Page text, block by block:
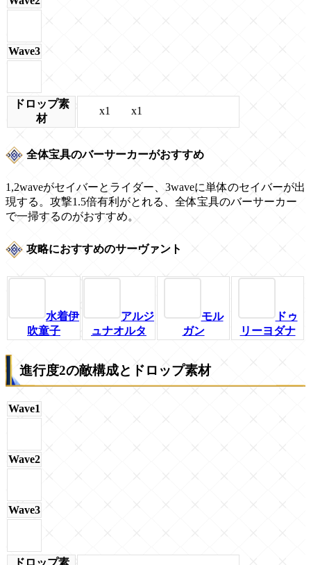
Wave3
ドロップ素
材
x1 x1
全体宝具のバーサーカーがおすすめ
1,2waveがセイバーとライダー、3waveに単体のセイバーが出
現する。攻撃1.5倍有利がとれる、全体宝具のバーサーカー
で一掃するのがおすすめ。
攻略におすすめのサーヴァント
水着伊
吹童子
アルジ
ュナオルタ
モル
ガン
ドゥ
リーヨダナ
進行度2の敵構成とドロップ素材
Wave1
Wave2
Wave3
ドロップ素